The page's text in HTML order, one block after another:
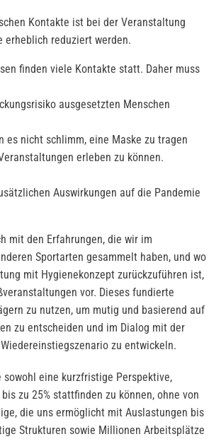
Kontakte ist bei der Veranstaltung
erheblich reduziert werden.
finden viele Kontakte statt. Daher muss
ausgesetzten Menschen
es nicht schlimm, eine Maske zu tragen
erleben zu können.
Auswirkungen auf die Pandemie
mit den Erfahrungen, die wir im
Sportarten gesammelt haben, und wo
mit Hygienekonzept zurückzuführen ist,
vor. Dieses fundierte
zu nutzen, um mutig und basierend auf
zu entscheiden und im Dialog mit der
zu entwickeln.
eine kurzfristige Perspektive,
zu 25% stattfinden zu können, ohne von
die uns ermöglicht mit Auslastungen bis
Strukturen sowie Millionen Arbeitsplätze